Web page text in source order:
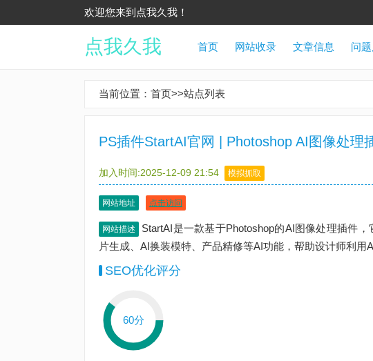
欢迎您来到点我久我！
点我久我 首页 网站收录 文章信息 问
当前位置： 首页>>站点列表
PS插件StartAI官网 | Photoshop AI图像处理
加入时间:2025-12-09 21:54 模拟抓取
网站地址 点击访问
网站描述
StartAI是一款基于Photoshop的AI图像处理插件
片生成、AI换装模特、产品精修等AI功能，帮助设计师利用
SEO优化评分
60分